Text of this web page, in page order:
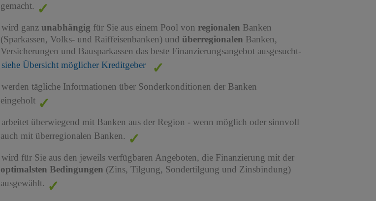
gemacht.
wird ganz unabhängig für Sie aus einem Pool von regionalen Banken
(Sparkassen, Volks- und Raiffeisenbanken) und überregionalen Banken,
Versicherungen und Bausparkassen das beste Finanzierungsangebot ausgesucht-
siehe Übersicht möglicher Kreditgeber
werden tägliche Informationen über Sonderkonditionen der Banken
eingeholt
arbeitet überwiegend mit Banken aus der Region - wenn möglich oder sinnvoll
auch mit überregionalen Banken.
wird für Sie aus den jeweils verfügbaren Angeboten, die Finanzierung mit der
optimalsten Bedingungen (Zins, Tilgung, Sondertilgung und Zinsbindung)
ausgewählt.